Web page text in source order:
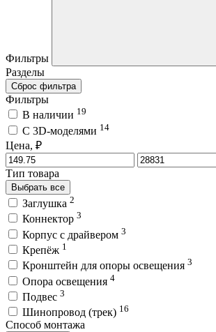
Фильтры
Разделы
Сброс фильтра
Фильтры
В наличии 19
C 3D-моделями 14
Цена, ₽
Тип товара
Выбрать все
Заглушка 2
Коннектор 3
Корпус с драйвером 3
Крепёж 1
Кронштейн для опоры освещения 3
Опора освещения 4
Подвес 3
Шинопровод (трек) 16
Способ монтажа